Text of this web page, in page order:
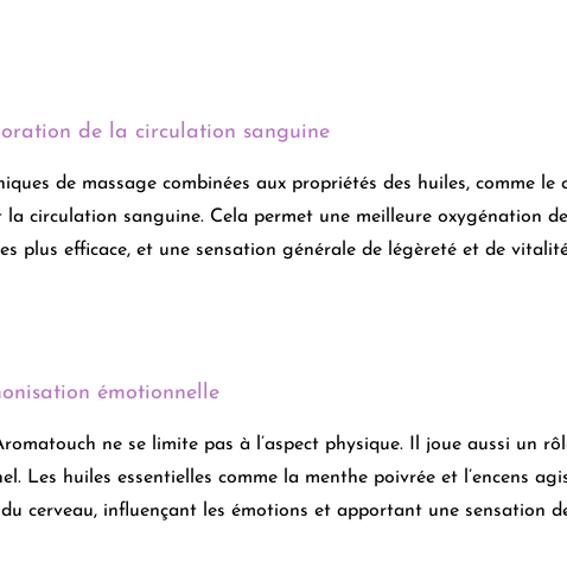
de la circulation sanguine
de massage combinées aux propriétés des huiles, comme le
la circulation sanguine. Cela permet une meilleure oxygénation
plus efficace, et une sensation générale de légèreté et de
émotionnelle
ne se limite pas à l’aspect physique. Il joue aussi un
Les huiles essentielles comme la menthe poivrée et l’encens
du cerveau, influençant les émotions et apportant une sensation